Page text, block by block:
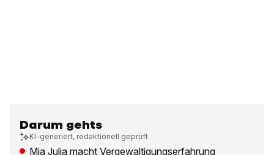
Darum gehts
KI-generiert, redaktionell geprüft
Mia Julia macht Vergewaltigungserfahrung